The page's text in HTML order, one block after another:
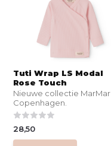
Tuti Wrap LS Modal
Rose Touch
Nieuwe collectie MarMar
Copenhagen.
28,50